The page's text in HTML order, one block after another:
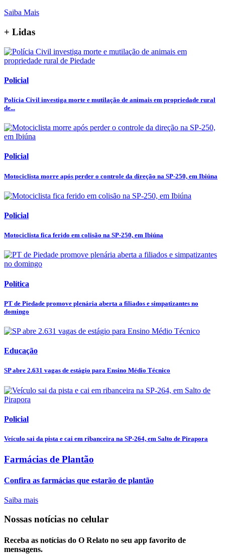
Saiba Mais
+ Lidas
Policial
Polícia Civil investiga morte e mutilação de animais em propriedade rural
de...
Policial
Motociclista morre após perder o controle da direção na SP-250, em Ibiúna
Policial
Motociclista fica ferido em colisão na SP-250, em Ibiúna
Política
PT de Piedade promove plenária aberta a filiados e simpatizantes no
domingo
Educação
SP abre 2.631 vagas de estágio para Ensino Médio Técnico
Policial
Veículo sai da pista e cai em ribanceira na SP-264, em Salto de Pirapora
Farmácias de Plantão
Confira as farmácias que estarão de plantão
Saiba mais
Nossas notícias no celular
Receba as notícias do O Relato no seu app favorito de
mensagens.